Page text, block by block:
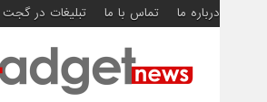
درباره ما تماس با ما تبلیغات در گجت